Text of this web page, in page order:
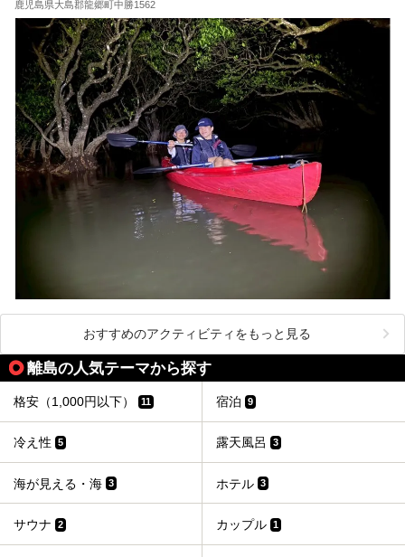
鹿児島県大島郡龍郷町中勝1562
おすすめのアクティビティをもっと見る
離島の人気テーマから探す
格安（1,000円以下） 11 宿泊 9
冷え性 5 露天風呂 3
海が見える・海 3 ホテル 3
サウナ 2 カップル 1